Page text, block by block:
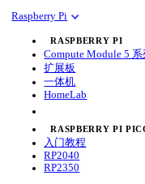
Raspberry Pi
RASPBERRY PI
Compute Module 5 系
扩展板
一体机
HomeLab
RASPBERRY PI
入门教程
RP2040
RP2350